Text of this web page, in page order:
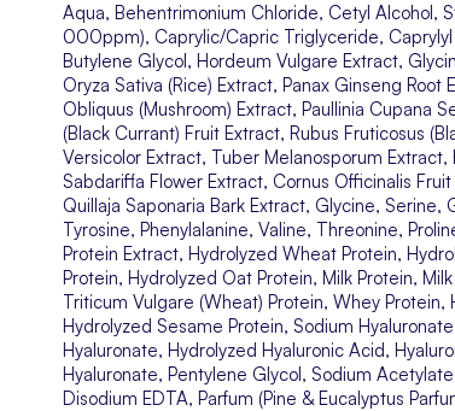
Aqua, Behentrimonium Chloride, Cetyl Alcohol,
000ppm), Caprylic/Capric Triglyceride,
Butylene Glycol, Hordeum Vulgare Extract,
Oryza Sativa (Rice) Extract, Panax Ginseng
Obliquus (Mushroom) Extract, Paullinia Cupana
(Black Currant) Fruit Extract, Rubus Fruticosus
Versicolor Extract, Tuber Melanosporum
Sabdariffa Flower Extract, Cornus Officinalis
Quillaja Saponaria Bark Extract, Glycine,
Tyrosine, Phenylalanine, Valine, Threonine,
Protein Extract, Hydrolyzed Wheat Protein,
Protein, Hydrolyzed Oat Protein, Milk Protein,
Triticum Vulgare (Wheat) Protein, Whey
Hydrolyzed Sesame Protein, Sodium
Hyaluronate, Hydrolyzed Hyaluronic Acid,
Hyaluronate, Pentylene Glycol, Sodium
Disodium EDTA, Parfum (Pine & Eucalyptus